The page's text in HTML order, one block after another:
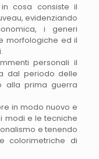
cosa consiste il
evidenziando
i generi
morfologiche ed il
personali il
dal periodo delle
alla prima guerra
in modo nuovo e
modi e le tecniche
e tenendo
colorimetriche di